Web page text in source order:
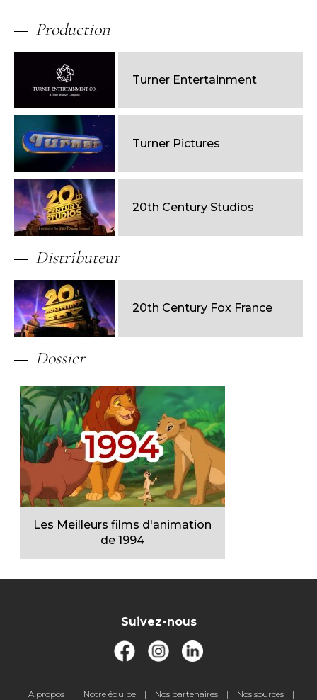
Production
Turner Entertainment
Turner Pictures
20th Century Studios
Distributeur
20th Century Fox France
Dossier
Les Meilleurs films d'animation
de 1994
Suivez-nous
PiedA propos Notre équipe Nos partenaires Nos sources